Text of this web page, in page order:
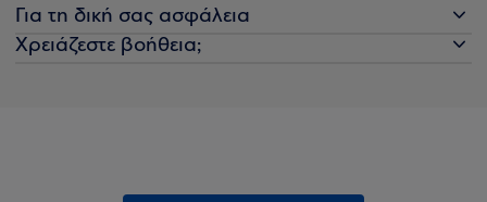
Για τη δική σας ασφάλεια
Χρειάζεστε βοήθεια;